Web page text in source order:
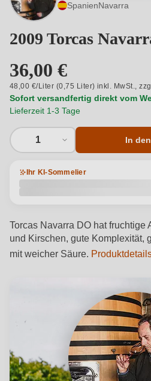
SpanienNavarra
2009 Torcas
36,00 €
48,00 €/Liter (0,75 Liter) inkl. MwSt.,
Sofort versandfertig direkt vom
Lieferzeit 1-3 Tage
1 In
Ihr KI-Sommelier
Torcas Navarra DO hat fruchtige
und Kirschen, gute Komplexität,
mit weicher Säure.